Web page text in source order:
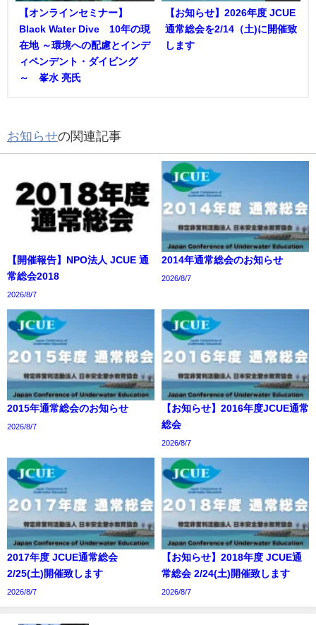
【オンラインセミナー】
Black Water Dive®10年の現
在地 ～環境への配慮とインデ
ィペンデント・ダイビング
～ 峯水 亮氏
【お知らせ】2026年度 JCUE
通常総会を2/14（土)に開催致
します
お知らせの関連記事
【開催報告】NPO法人 JCUE 通
常総会2018
2026/8/7
2014年通常総会のお知らせ
2026/8/7
2015年通常総会のお知らせ
2026/8/7
【お知らせ】2016年度JCUE通常
総会
2026/8/7
2017年度 JCUE通常総会
2/25(土)開催致します
2026/8/7
【お知らせ】2018年度 JCUE通
常総会 2/24(土)開催致します
2026/8/7